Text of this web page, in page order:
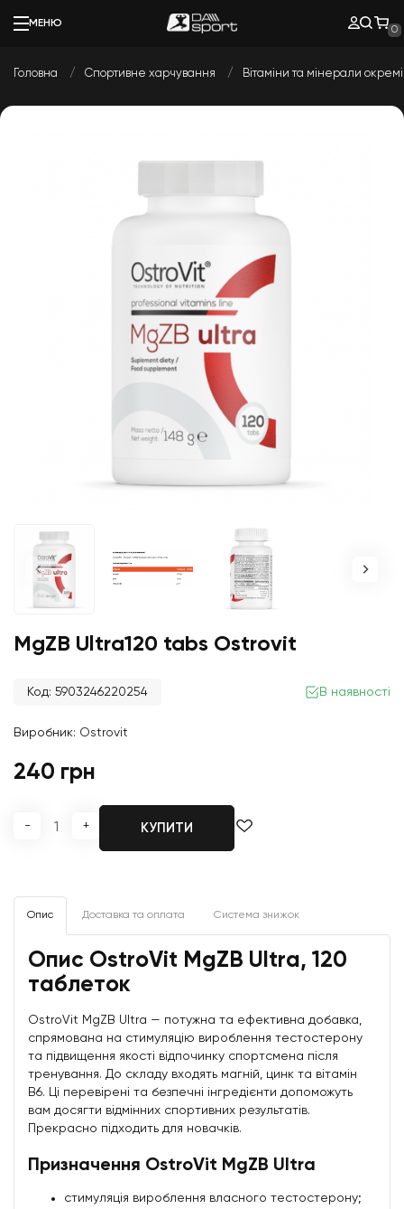
МЕНЮ
0
Головна Спортивне харчування Вітаміни та мінерали окремі
MgZB Ultra120 tabs Ostrovit
Код: 5903246220254 В наявності
Виробник: Ostrovit
240 грн
- + КУПИТИ
Опис Доставка та оплата Система знижок
Опис OstroVit MgZB Ultra, 120
таблеток
OstroVit MgZB Ultra — потужна та ефективна добавка,
спрямована на стимуляцію вироблення тестостерону
та підвищення якості відпочинку спортсмена після
тренування. До складу входять магній, цинк та вітамін
В6. Ці перевірені та безпечні інгредієнти допоможуть
вам досягти відмінних спортивних результатів.
Прекрасно підходить для новачків.
Призначення OstroVit MgZB Ultra
стимуляція вироблення власного тестостерону;